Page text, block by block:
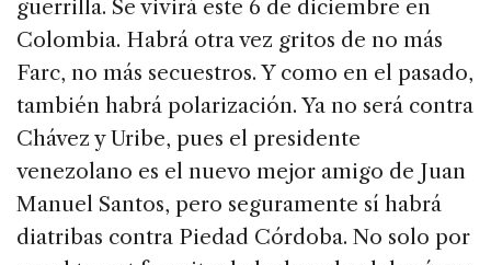
guerrilla. Se vivirá este 6 de diciembre en
Colombia. Habrá otra vez gritos de no más
Farc, no más secuestros. Y como en el pasado,
también habrá polarización. Ya no será contra
Chávez y Uribe, pues el presidente
venezolano es el nuevo mejor amigo de Juan
Manuel Santos, pero seguramente sí habrá
diatribas contra Piedad Córdoba. No solo por